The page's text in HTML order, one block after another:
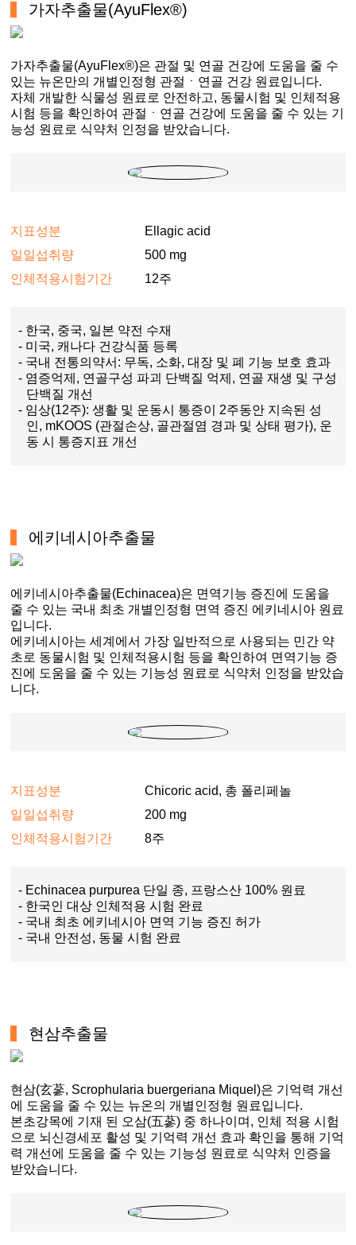
가자추출물(AyuFlex®)
가자추출물(AyuFlex®)은 관절 및 연골 건강에 도움을 줄 수
있는 뉴온만의 개별인정형 관절ㆍ연골 건강 원료입니다.
자체 개발한 식물성 원료로 안전하고, 동물시험 및 인체적용
시험 등을 확인하여 관절ㆍ연골 건강에 도움을 줄 수 있는 기
능성 원료로 식약처 인정을 받았습니다.
지표성분
Ellagic acid
일일섭취량
500 mg
인체적용시험기간
12주
- 한국, 중국, 일본 약전 수재
- 미국, 캐나다 건강식품 등록
- 국내 전통의약서: 무독, 소화, 대장 및 폐 기능 보호 효과
- 염증억제, 연골구성 파괴 단백질 억제, 연골 재생 및 구성
단백질 개선
- 임상(12주): 생활 및 운동시 통증이 2주동안 지속된 성
인, mKOOS (관절손상, 골관절염 경과 및 상태 평가), 운
동 시 통증지표 개선
에키네시아추출물
에키네시아추출물(Echinacea)은 면역기능 증진에 도움을
줄 수 있는 국내 최초 개별인정형 면역 증진 에키네시아 원료
입니다.
에키네시아는 세계에서 가장 일반적으로 사용되는 민간 약
초로 동물시험 및 인체적용시험 등을 확인하여 면역기능 증
진에 도움을 줄 수 있는 기능성 원료로 식약처 인정을 받았습
니다.
지표성분
Chicoric acid, 총 폴리페놀
일일섭취량
200 mg
인체적용시험기간
8주
- Echinacea purpurea 단일 종, 프랑스산 100% 원료
- 한국인 대상 인체적용 시험 완료
- 국내 최초 에키네시아 면역 기능 증진 허가
- 국내 안전성, 동물 시험 완료
현삼추출물
현삼(玄蔘, Scrophularia buergeriana Miquel)은 기억력 개선
에 도움을 줄 수 있는 뉴온의 개별인정형 원료입니다.
본초강목에 기재 된 오삼(五蔘) 중 하나이며, 인체 적용 시험
으로 뇌신경세포 활성 및 기억력 개선 효과 확인을 통해 기억
력 개선에 도움을 줄 수 있는 기능성 원료로 식약처 인증을
받았습니다.